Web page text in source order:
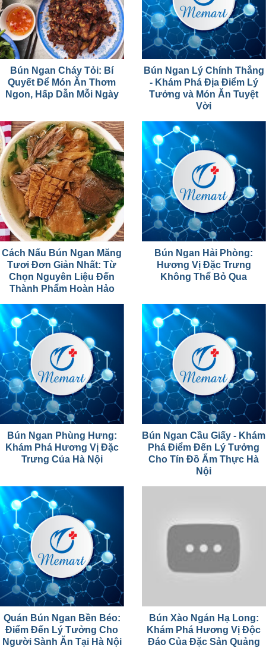
Bún Ngan Cháy Tỏi: Bí
Quyết Để Món Ăn Thơm
Ngon, Hấp Dẫn Mỗi Ngày
Bún Ngan Lý Chính Thắng
- Khám Phá Địa Điểm Lý
Tưởng và Món Ăn Tuyệt
Vời
Cách Nấu Bún Ngan Măng
Tươi Đơn Giản Nhất: Từ
Chọn Nguyên Liệu Đến
Thành Phẩm Hoàn Hảo
Bún Ngan Hải Phòng:
Hương Vị Đặc Trưng
Không Thể Bỏ Qua
Bún Ngan Phùng Hưng:
Khám Phá Hương Vị Đặc
Trưng Của Hà Nội
Bún Ngan Cầu Giấy - Khám
Phá Điểm Đến Lý Tưởng
Cho Tín Đồ Ẩm Thực Hà
Nội
Quán Bún Ngan Bền Béo:
Điểm Đến Lý Tưởng Cho
Người Sành Ăn Tại Hà Nội
Bún Xào Ngán Hạ Long:
Khám Phá Hương Vị Độc
Đáo Của Đặc Sản Quảng